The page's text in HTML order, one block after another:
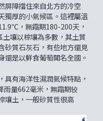
屏障擋住來自北方的冷空
獨厚的小氣候區。這裡屬溫
，無霜期180-200天，
壤以棕壤為多數，其土質
砂質石灰石，有些地方還見
還是以鮮食葡萄聞名全國。
具有海洋性濕潤氣候特點，
量662毫米，無霜期较
壤土，一般砂質性很高